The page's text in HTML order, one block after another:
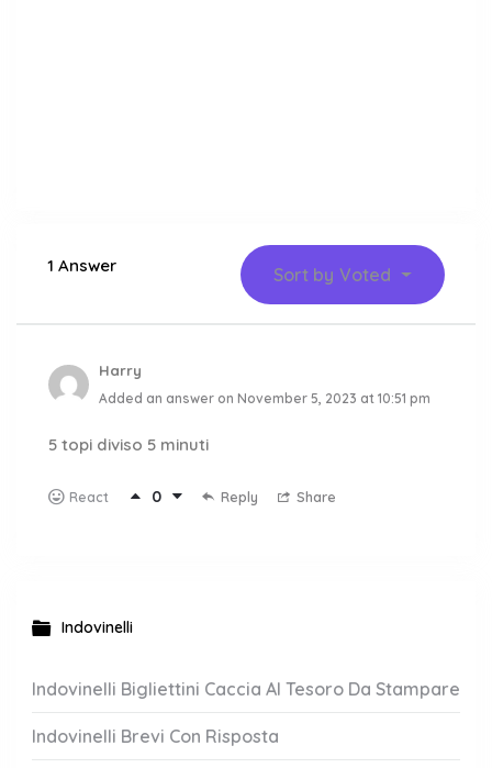
1 Answer Sort by Voted
Harry
Added an answer on November 5, 2023 at 10:51 pm
5 topi diviso 5 minuti
React 0 Reply Share
Indovinelli
Indovinelli Bigliettini Caccia Al Tesoro Da Stampare
Indovinelli Brevi Con Risposta